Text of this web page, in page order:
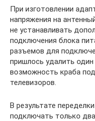
При изготовлении
напряжения на
не устанавливать
подключения блока
разъемов для
пришлось удалить
возможность краба
телевизоров.
В результате
подключать только